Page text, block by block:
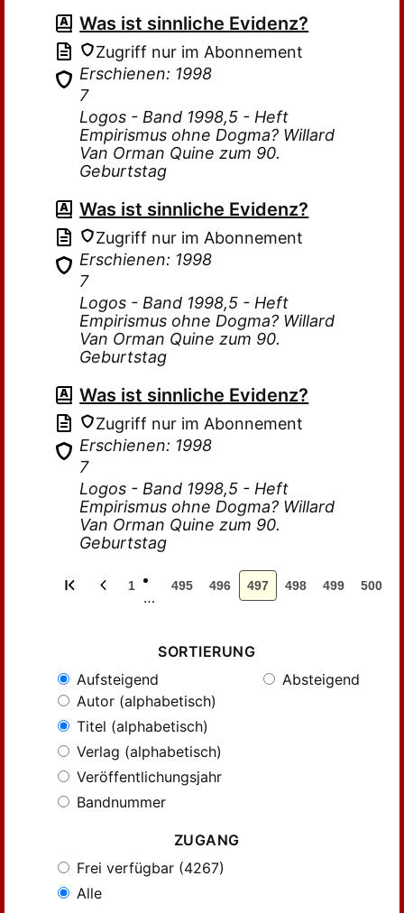
Was ist sinnliche Evidenz?
Zugriff nur im Abonnement
Erschienen: 1998
7
Logos - Band 1998,5 - Heft
Empirismus ohne Dogma? Willard
Van Orman Quine zum 90.
Geburtstag
Was ist sinnliche Evidenz?
Zugriff nur im Abonnement
Erschienen: 1998
7
Logos - Band 1998,5 - Heft
Empirismus ohne Dogma? Willard
Van Orman Quine zum 90.
Geburtstag
Was ist sinnliche Evidenz?
Zugriff nur im Abonnement
Erschienen: 1998
7
Logos - Band 1998,5 - Heft
Empirismus ohne Dogma? Willard
Van Orman Quine zum 90.
Geburtstag
1
…
495 496 497 498 499 500
SORTIERUNG
Aufsteigend
Absteigend
Autor (alphabetisch)
Titel (alphabetisch)
Verlag (alphabetisch)
Veröffentlichungsjahr
Bandnummer
ZUGANG
Frei verfügbar (4267)
Alle